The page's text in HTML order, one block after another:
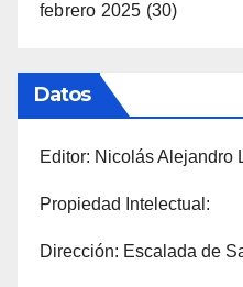
febrero 2025 (30)
Datos
Editor: Nicolás Alejandro
Propiedad Intelectual:
Dirección: Escalada de